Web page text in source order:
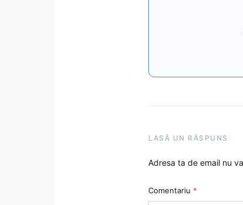
LASĂ UN RĂSPUNS
Adresa ta de email nu
Comentariu *